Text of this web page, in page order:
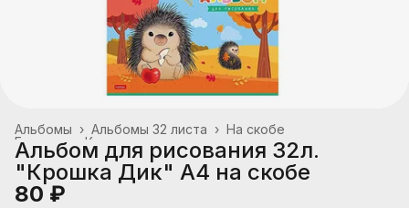
На скобе
Альбомы 32 листа ›
Альбомы ›
Канцтовары, школьные принадлежности
Главная
Альбом для рисования 32л.
"Крошка Дик" А4 на скобе
80 ₽